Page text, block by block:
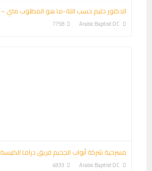
الدكتور حليم حسب اللة-ما هو المطلوب مني – #
Arabic Baptist DC
7758
مسرحية شركة أبواب الجحيم فريق دراما الكنيسة
Arabic Baptist DC
4933